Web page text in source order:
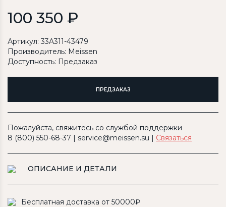
100 350 ₽
Артикул: 33A311-43479
Производитель: Meissen
Доступность: Предзаказ
ПРЕДЗАКАЗ
Пожалуйста, свяжитесь со службой поддержки
8 (800) 550-68-37 | service@meissen.su | Связаться
ОПИСАНИЕ И ДЕТАЛИ
Бесплатная доставка от 50000₽